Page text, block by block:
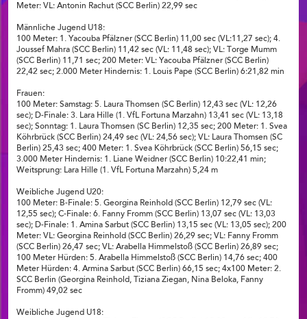
Meter: VL: Antonin Rachut (SCC Berlin) 22,99 sec
Männliche Jugend U18:
100 Meter: 1. Yacouba Pfälzner (SCC Berlin) 11,00 sec (VL:11,27 sec); 4.
Joussef Mahra (SCC Berlin) 11,42 sec (VL: 11,48 sec); VL: Torge Mumm
(SCC Berlin) 11,71 sec; 200 Meter: VL: Yacouba Pfälzner (SCC Berlin)
22,42 sec; 2.000 Meter Hindernis: 1. Louis Pape (SCC Berlin) 6:21,82 min
Frauen:
100 Meter: Samstag: 5. Laura Thomsen (SC Berlin) 12,43 sec (VL: 12,26
sec); D-Finale: 3. Lara Hille (1. VfL Fortuna Marzahn) 13,41 sec (VL: 13,18
sec); Sonntag: 1. Laura Thomsen (SC Berlin) 12,35 sec; 200 Meter: 1. Svea
Köhrbrück (SCC Berlin) 24,49 sec (VL: 24,56 sec); VL: Laura Thomsen (SC
Berlin) 25,43 sec; 400 Meter: 1. Svea Köhrbrück (SCC Berlin) 56,15 sec;
3.000 Meter Hindernis: 1. Liane Weidner (SCC Berlin) 10:22,41 min;
Weitsprung: Lara Hille (1. VfL Fortuna Marzahn) 5,24 m
Weibliche Jugend U20:
100 Meter: B-Finale: 5. Georgina Reinhold (SCC Berlin) 12,79 sec (VL:
12,55 sec); C-Finale: 6. Fanny Fromm (SCC Berlin) 13,07 sec (VL: 13,03
sec); D-Finale: 1. Amina Sarbut (SCC Berlin) 13,15 sec (VL: 13,05 sec); 200
Meter: VL: Georgina Reinhold (SCC Berlin) 26,29 sec; VL: Fanny Fromm
(SCC Berlin) 26,47 sec; VL: Arabella Himmelstoß (SCC Berlin) 26,89 sec;
100 Meter Hürden: 5. Arabella Himmelstoß (SCC Berlin) 14,76 sec; 400
Meter Hürden: 4. Armina Sarbut (SCC Berlin) 66,15 sec; 4x100 Meter: 2.
SCC Berlin (Georgina Reinhold, Tiziana Ziegan, Nina Beloka, Fanny
Fromm) 49,02 sec
Weibliche Jugend U18: